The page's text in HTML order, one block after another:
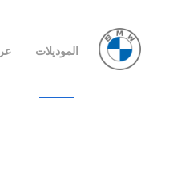
الموديلات